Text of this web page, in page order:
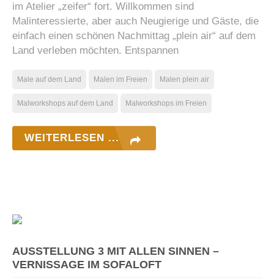
im Atelier „zeifer“ fort. Willkommen sind
Malinteressierte, aber auch Neugierige und Gäste, die
einfach einen schönen Nachmittag „plein air“ auf dem
Land verleben möchten. Entspannen
Male auf dem Land Malen im Freien Malen plein air
Malworkshops auf dem Land Malworkshops im Freien
WEITERLESEN ...
AUSSTELLUNG 3 MIT ALLEN SINNEN –
VERNISSAGE IM SOFALOFT